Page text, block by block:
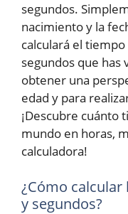
segundos.
nacimiento y la
calculará el
segundos que has
obtener una
edad y para
¡Descubre cuánto
mundo en horas,
calculadora!
¿Cómo
y segundos?